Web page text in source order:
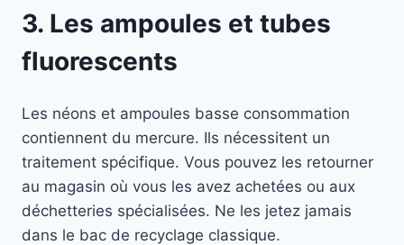
3. Les ampoules et tubes
fluorescents
Les néons et ampoules basse consommation
contiennent du mercure. Ils nécessitent un
traitement spécifique. Vous pouvez les retourner
au magasin où vous les avez achetées ou aux
déchetteries spécialisées. Ne les jetez jamais
dans le bac de recyclage classique.